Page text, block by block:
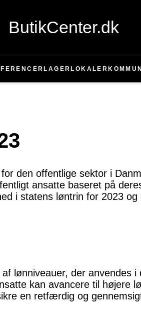
ButikCenter.dk
LAGER LOKALER
den offentlige sektor i
ansatte baseret på
i statens løntrin for 2023
lønniveauer, der anvendes
kan avancere til højere
en retfærdig og